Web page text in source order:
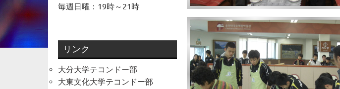
毎週日曜：19時～21時
リンク
大分大学テコンドー部
大東文化大学テコンドー部